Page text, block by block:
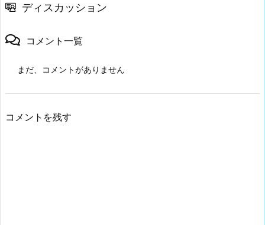
ディスカッション
コメント一覧
まだ、コメントがありません
コメントを残す